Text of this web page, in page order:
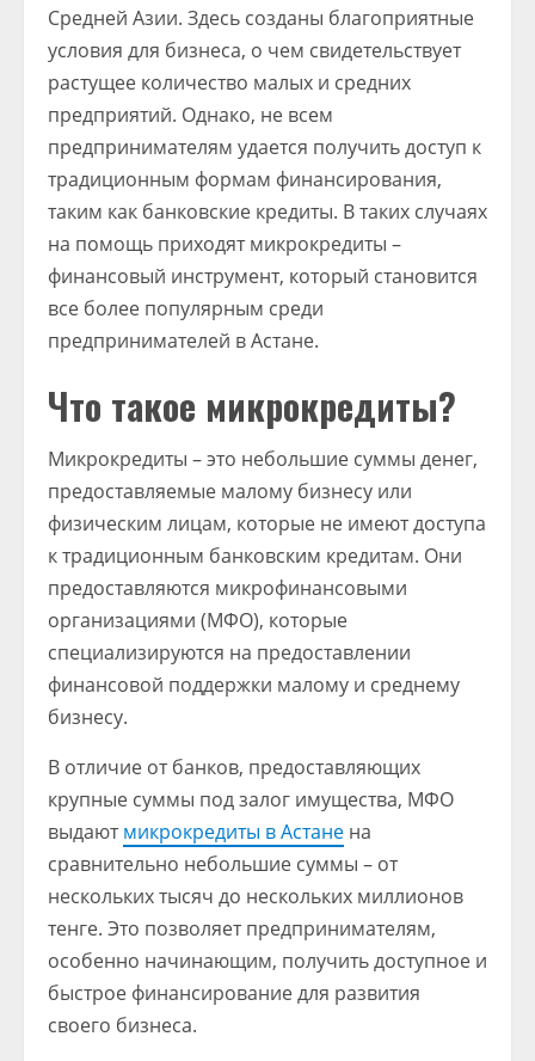
Средней Азии. Здесь созданы благоприятные
условия для бизнеса, о чем свидетельствует
растущее количество малых и средних
предприятий. Однако, не всем
предпринимателям удается получить доступ к
традиционным формам финансирования,
таким как банковские кредиты. В таких случаях
на помощь приходят микрокредиты –
финансовый инструмент, который становится
все более популярным среди
предпринимателей в Астане.
Что такое микрокредиты?
Микрокредиты – это небольшие суммы денег,
предоставляемые малому бизнесу или
физическим лицам, которые не имеют доступа
к традиционным банковским кредитам. Они
предоставляются микрофинансовыми
организациями (МФО), которые
специализируются на предоставлении
финансовой поддержки малому и среднему
бизнесу.
В отличие от банков, предоставляющих
крупные суммы под залог имущества, МФО
выдаютмикрокредиты в Астане на
сравнительно небольшие суммы – от
нескольких тысяч до нескольких миллионов
тенге. Это позволяет предпринимателям,
особенно начинающим, получить доступное и
быстрое финансирование для развития
своего бизнеса.